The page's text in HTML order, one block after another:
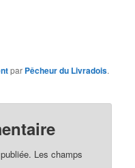
par Pêcheur du Livradois.
Les champs